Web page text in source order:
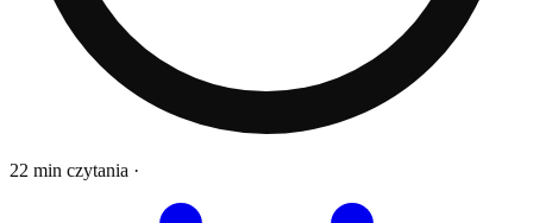
22 min czytania ·